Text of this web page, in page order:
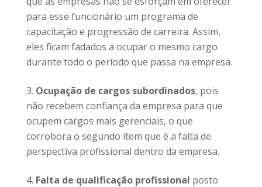
para esse funcionário um programa de
capacitação e progressão de carreira. Assim,
eles ficam fadados a ocupar o mesmo cargo
durante todo o período que passa na empresa.
Ocupação de cargos subordinados, pois
não recebem confiança da empresa para que
ocupem cargos mais gerenciais, o que
corrobora o segundo item que é a falta de
perspectiva profissional dentro da empresa.
Falta de qualificação profissional posto